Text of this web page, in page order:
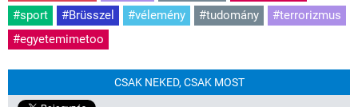
#sport
#Brüsszel #vélemény #tudomány
#terrorizmus
#egyetemimetoo
CSAK NEKED, CSAK MOST